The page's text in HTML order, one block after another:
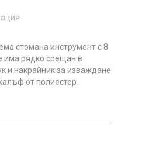
стомана инструмент с 8
има рядко срещан в
и накрайник за изваждане
от полиестер.